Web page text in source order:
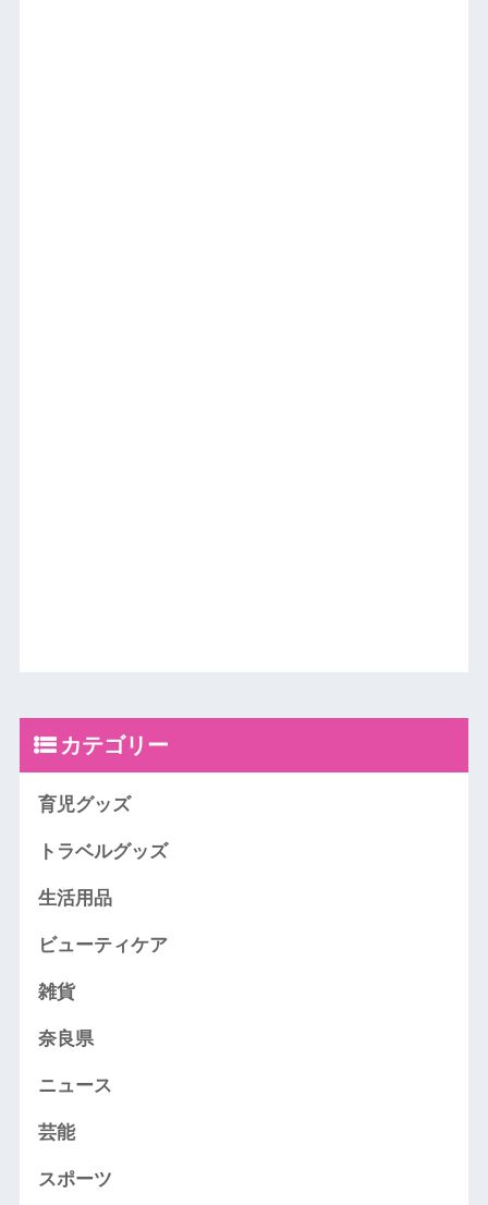
カテゴリー
育児グッズ
トラベルグッズ
生活用品
ビューティケア
雑貨
奈良県
ニュース
芸能
スポーツ